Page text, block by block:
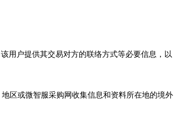
用户提供其交易对方的联络方式等必要信息，以
区或微智服采购网收集信息和资料所在地的境外